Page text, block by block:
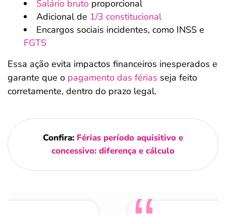
Salário bruto proporcional
Adicional de 1/3 constitucional
Encargos sociais incidentes, como INSS e
FGTS
Essa ação evita impactos financeiros inesperados e
garante que o pagamento das férias seja feito
corretamente, dentro do prazo legal.
Confira: Férias período aquisitivo e
concessivo: diferença e cálculo